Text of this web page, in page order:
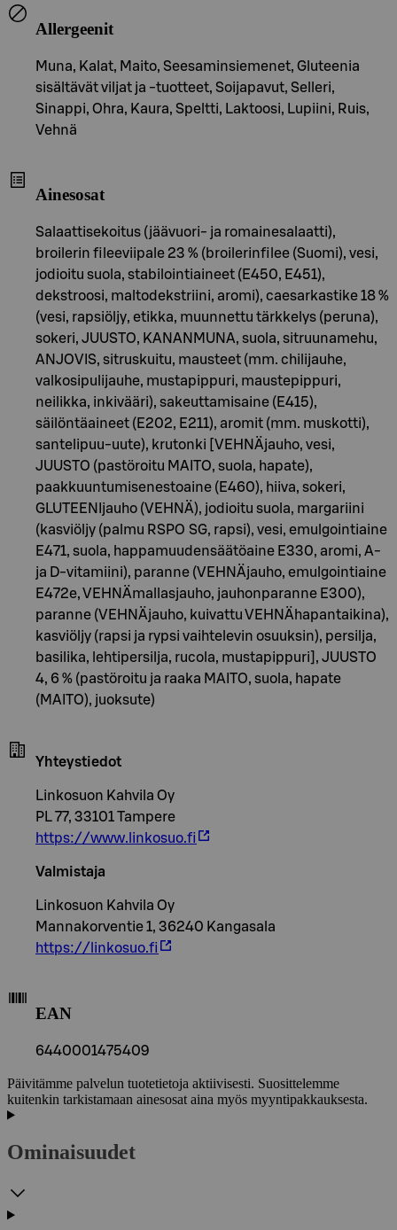
Allergeenit
Muna, Kalat, Maito, Seesaminsiemenet, Gluteenia
sisältävät viljat ja -tuotteet, Soijapavut, Selleri,
Sinappi, Ohra, Kaura, Speltti, Laktoosi, Lupiini, Ruis,
Vehnä
Ainesosat
Salaattisekoitus (jäävuori- ja romainesalaatti),
broilerin fileeviipale 23 % (broilerinfilee (Suomi), vesi,
jodioitu suola, stabilointiaineet (E450, E451),
dekstroosi, maltodekstriini, aromi), caesarkastike 18 %
(vesi, rapsiöljy, etikka, muunnettu tärkkelys (peruna),
sokeri, JUUSTO, KANANMUNA, suola, sitruunamehu,
ANJOVIS, sitruskuitu, mausteet (mm. chilijauhe,
valkosipulijauhe, mustapippuri, maustepippuri,
neilikka, inkivääri), sakeuttamisaine (E415),
säilöntäaineet (E202, E211), aromit (mm. muskotti),
santelipuu-uute), krutonki [VEHNÄjauho, vesi,
JUUSTO (pastöroitu MAITO, suola, hapate),
paakkuuntumisenestoaine (E460), hiiva, sokeri,
GLUTEENIjauho (VEHNÄ), jodioitu suola, margariini
(kasviöljy (palmu RSPO SG, rapsi), vesi, emulgointiaine
E471, suola, happamuudensäätöaine E330, aromi, A-
ja D-vitamiini), paranne (VEHNÄjauho, emulgointiaine
E472e, VEHNÄmallasjauho, jauhonparanne E300),
paranne (VEHNÄjauho, kuivattu VEHNÄhapantaikina),
kasviöljy (rapsi ja rypsi vaihtelevin osuuksin), persilja,
basilika, lehtipersilja, rucola, mustapippuri], JUUSTO
4, 6 % (pastöroitu ja raaka MAITO, suola, hapate
(MAITO), juoksute)
Yhteystiedot
Linkosuon Kahvila Oy
PL 77, 33101 Tampere
https://www.linkosuo.fi
Valmistaja
Linkosuon Kahvila Oy
Mannakorventie 1, 36240 Kangasala
https://linkosuo.fi
EAN
6440001475409
Päivitämme palvelun tuotetietoja aktiivisesti. Suosittelemme
kuitenkin tarkistamaan ainesosat aina myös myyntipakkauksesta.
Ominaisuudet